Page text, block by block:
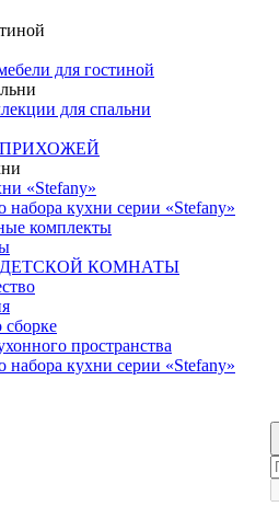
для гостиной
для спальни
«Stefany»
набора кухни серии «Stefany»
комплекты
КОМНАТЫ
пространства
набора кухни серии «Stefany»